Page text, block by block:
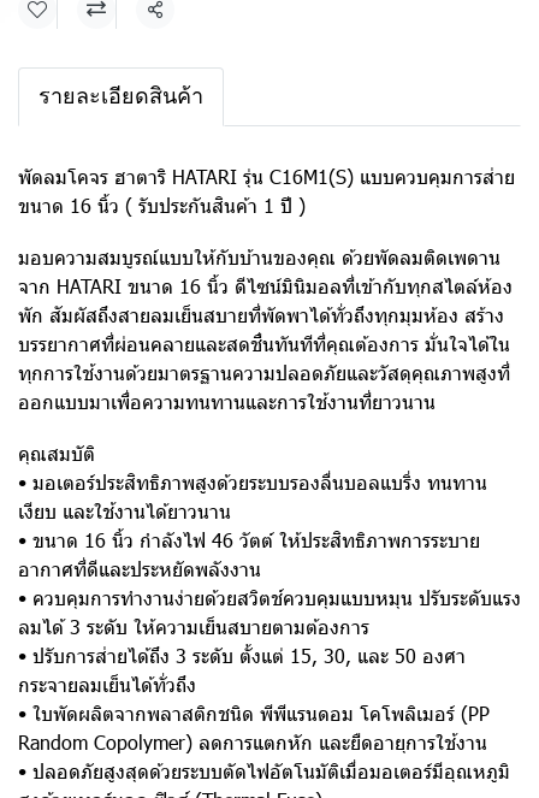
แชร์
รายละเอียดสินค้า
พัดลมโคจร ฮาตาริ HATARI รุ่น C16M1(S) แบบควบคุมการส่าย
ขนาด 16 นิ้ว ( รับประกันสินค้า 1 ปี )
มอบความสมบูรณ์แบบให้กับบ้านของคุณ ด้วยพัดลมติดเพดาน
จาก HATARI ขนาด 16 นิ้ว ดีไซน์มินิมอลที่เข้ากับทุกสไตล์ห้อง
พัก สัมผัสถึงสายลมเย็นสบายที่พัดพาได้ทั่วถึงทุกมุมห้อง สร้าง
บรรยากาศที่ผ่อนคลายและสดชื่นทันทีที่คุณต้องการ มั่นใจได้ใน
ทุกการใช้งานด้วยมาตรฐานความปลอดภัยและวัสดุคุณภาพสูงที่
ออกแบบมาเพื่อความทนทานและการใช้งานที่ยาวนาน
คุณสมบัติ
• มอเตอร์ประสิทธิภาพสูงด้วยระบบรองลื่นบอลแบริ่ง ทนทาน
เงียบ และใช้งานได้ยาวนาน
• ขนาด 16 นิ้ว กำลังไฟ 46 วัตต์ ให้ประสิทธิภาพการระบาย
อากาศที่ดีและประหยัดพลังงาน
• ควบคุมการทำงานง่ายด้วยสวิตช์ควบคุมแบบหมุน ปรับระดับแรง
ลมได้ 3 ระดับ ให้ความเย็นสบายตามต้องการ
• ปรับการส่ายได้ถึง 3 ระดับ ตั้งแต่ 15, 30, และ 50 องศา
กระจายลมเย็นได้ทั่วถึง
• ใบพัดผลิตจากพลาสติกชนิด พีพีแรนดอม โคโพลิเมอร์ (PP
Random Copolymer) ลดการแตกหัก และยืดอายุการใช้งาน
• ปลอดภัยสูงสุดด้วยระบบตัดไฟอัตโนมัติเมื่อมอเตอร์มีอุณหภูมิ